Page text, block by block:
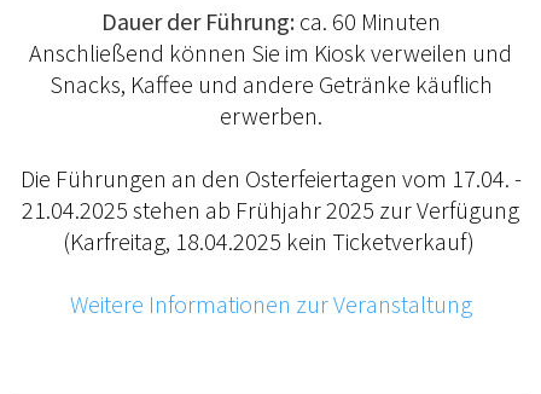
Dauer der Führung:ca. 60 Minuten
Anschließend können Sie im Kiosk verweilen und
Snacks, Kaffee und andere Getränke käuflich
erwerben.
Die Führungen an den Osterfeiertagen vom 17.04. -
21.04.2025 stehen ab Frühjahr 2025 zur Verfügung
(Karfreitag, 18.04.2025 kein Ticketverkauf)
Weitere Informationen zur Veranstaltung